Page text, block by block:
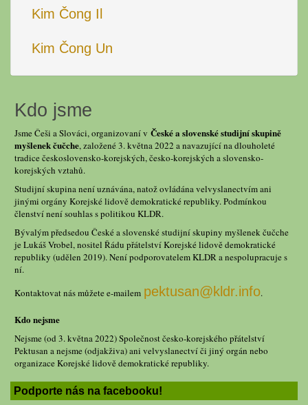
Kim Čong Il
Kim Čong Un
Kdo jsme
Jsme Češi a Slováci, organizovaní v České a slovenské studijní skupině
myšlenek čučche, založené 3. května 2022 a navazující na dlouholeté
tradice československo-korejských, česko-korejských a slovensko-
korejských vztahů.
Studijní skupina není uznávána, natož ovládána velvyslanectvím ani
jinými orgány Korejské lidově demokratické republiky. Podmínkou
členství není souhlas s politikou KLDR.
Bývalým předsedou České a slovenské studijní skupiny myšlenek čučche
je Lukáš Vrobel, nositel Řádu přátelství Korejské lidově demokratické
republiky (udělen 2019). Není podporovatelem KLDR a nespolupracuje s
ní.
Kontaktovat nás můžete e-mailem pektusan@kldr.info.
Kdo nejsme
Nejsme (od 3. května 2022) Společnost česko-korejského přátelství
Pektusan a nejsme (odjakživa) ani velvyslanectví či jiný orgán nebo
organizace Korejské lidově demokratické republiky.
Podporte nás na facebooku!